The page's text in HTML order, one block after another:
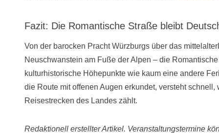
Fazit: Die Romantische Straße bleibt
Von der barocken Pracht Würzburgs über das
Neuschwanstein am Fuße der Alpen – die
kulturhistorische Höhepunkte wie kaum eine andere
die Route mit offenen Augen erkundet, versteht
Reisestrecken des Landes zählt.
Redaktionell erstellter Artikel. Veranstaltungstermine